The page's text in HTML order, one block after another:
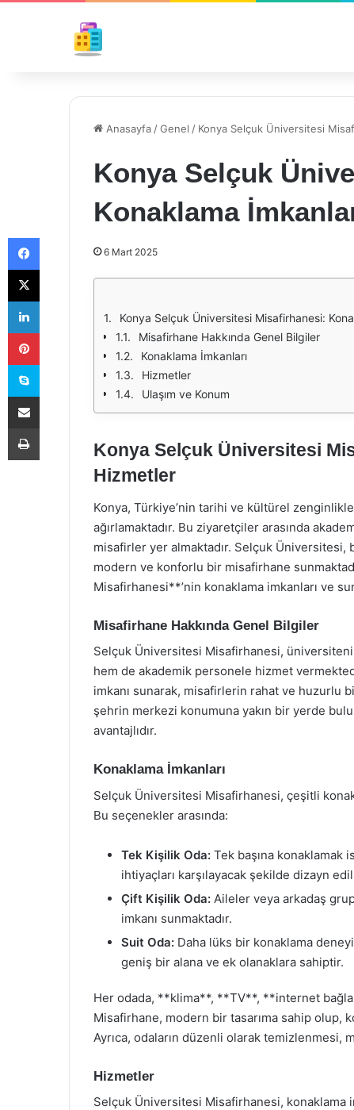
Anasayfa /Genel / Konya Selçuk Üniversitesi
Konya Selçuk
Konaklama
6 Mart 2025
Konya Selçuk Üniversitesi Misafirhanesi:
Misafirhane Hakkında Genel Bilgiler
Konaklama İmkanları
Hizmetler
Ulaşım ve Konum
Konya Selçuk Üniversitesi
Hizmetler
Konya, Türkiye’nin tarihi ve kültürel
ağırlamaktadır. Bu ziyaretçiler arasında
misafirler yer almaktadır. Selçuk Üniversitesi,
modern ve konforlu bir misafirhane
Misafirhanesi**’nin konaklama imkanları ve
Misafirhane Hakkında Genel Bilgiler
Selçuk Üniversitesi Misafirhanesi,
hem de akademik personele hizmet
imkanı sunarak, misafirlerin rahat ve huzurlu
şehrin merkezi konumuna yakın bir yerde
avantajlıdır.
Konaklama İmkanları
Selçuk Üniversitesi Misafirhanesi, çeşitli
Bu seçenekler arasında:
Tek Kişilik Oda: Tek başına
ihtiyaçları karşılayacak şekilde dizayn
Çift Kişilik Oda: Aileler veya arkadaş
imkanı sunmaktadır.
Suit Oda: Daha lüks bir konaklama
geniş bir alana ve ek olanaklara sahiptir.
Her odada, **klima**, **TV**, **internet
Misafirhane, modern bir tasarıma sahip olup,
Ayrıca, odaların düzenli olarak temizlenmesi,
Hizmetler
Selçuk Üniversitesi Misafirhanesi, konaklama
Facebook
X
LinkedIn
Pinterest
Skype
E-Posta ile paylaş